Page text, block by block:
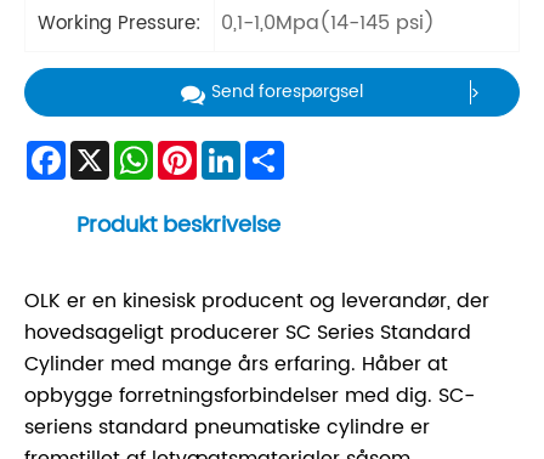
Working Pressure: 0,1-1,0Mpa(14-145 psi)
Send forespørgsel
Facebook
X WhatsApp
Pinterest
LinkedIn
Produkt beskrivelse
OLK er en kinesisk producent og leverandør, der
hovedsageligt producerer SC Series Standard
Cylinder med mange års erfaring. Håber at
opbygge forretningsforbindelser med dig. SC-
seriens standard pneumatiske cylindre er